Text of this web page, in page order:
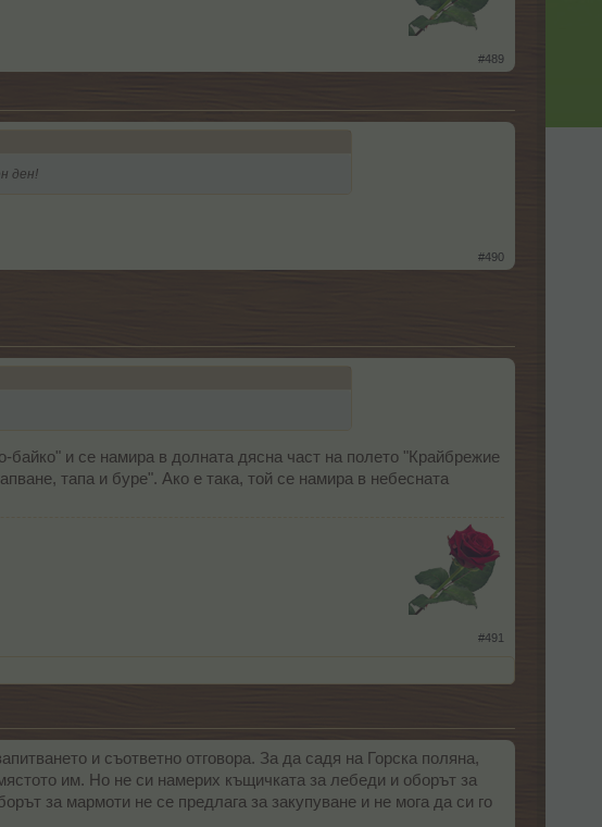
#489
ден!
#490
и се намира в долната дясна част на полето "Крайбрежие
тапа и буре". Ако е така, той се намира в небесната
#491
и съответно отговора. За да садя на Горска поляна,
им. Но не си намерих къщичката за лебеди и оборът за
за мармоти не се предлага за закупуване и не мога да си го